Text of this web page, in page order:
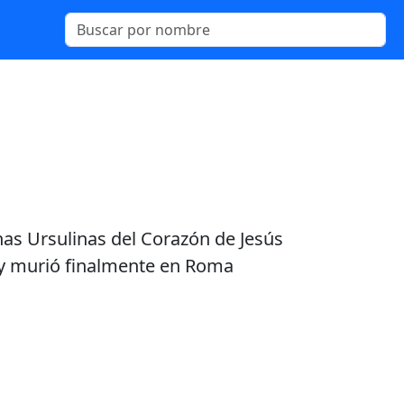
Ursulinas del Corazón de Jesús
murió finalmente en Roma